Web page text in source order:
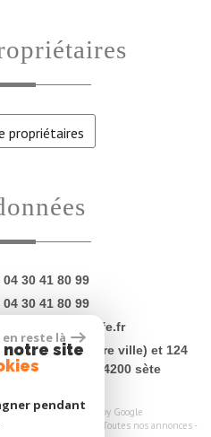
propriétaires
04 30 41 80 99
04 30 41 80 99
(centre ville) et 124
La Corniche) - 34200 sète
| Traduction powered by Google
Toutes nos annonces-
en reste là
notre site
pendant